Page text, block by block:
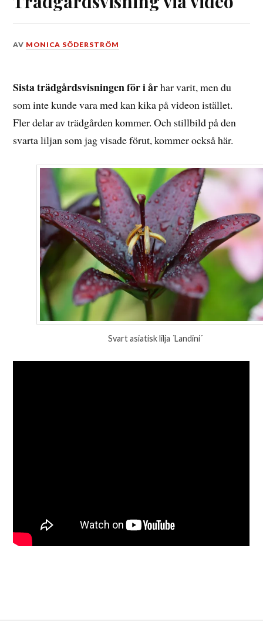
DEN
2017
AV MONICA SÖDERSTRÖM
Sista trädgårdsvisningen för i århar varit, men du
som inte kunde vara med kan kika på videon istället.
Fler delar av trädgården kommer. Och stillbild på den
svarta liljan som jag visade förut, kommer också här.
Svart asiatisk lilja ´Landini´